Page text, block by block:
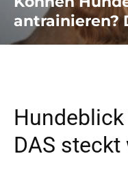
antrainieren?
DAS